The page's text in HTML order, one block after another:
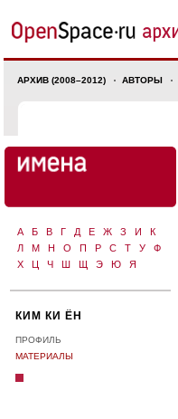
АРХИВ (2008–2012) АВТОРЫ
А Б В Г Д Е Ж З И
К
Л
М Н О П Р С Т У
Ф
Х
Ц Ч Ш Щ Э Ю Я
КИМ КИ ЁН
ПРОФИЛЬ
МАТЕРИАЛЫ